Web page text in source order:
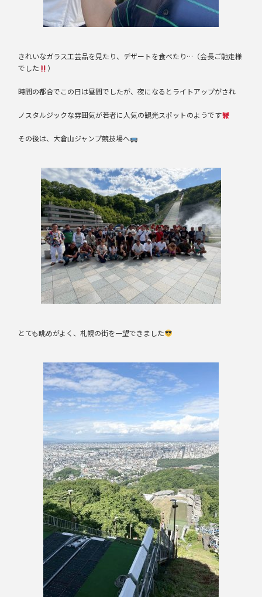
きれいなガラス工芸品を見たり、デザートを食べたり…（会長ご馳走様
でした
）
時間の都合でこの日は昼間でしたが、夜になるとライトアップがされ
ノスタルジックな雰囲気が若者に人気の観光スポットのようです
その後は、大倉山ジャンプ競技場へ
とても眺めがよく、札幌の街を一望できました